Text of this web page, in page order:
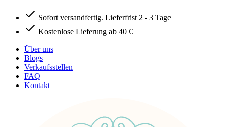
Sofort versandfertig. Lieferfrist 2 - 3 Tage
Kostenlose Lieferung ab 40 €
Über uns
Blogs
Verkaufsstellen
FAQ
Kontakt